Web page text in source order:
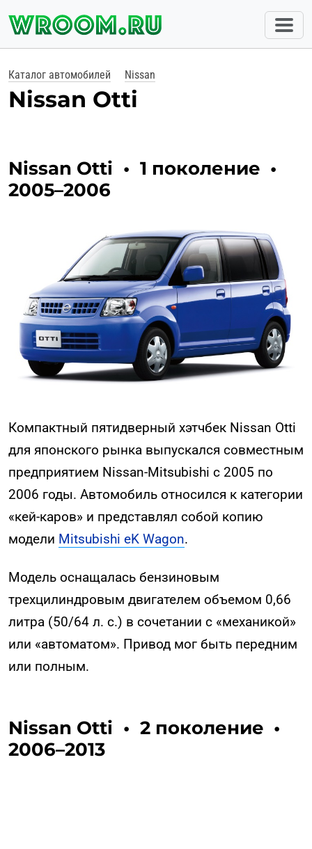
Каталог автомобилей Nissan
Nissan Otti
Nissan Otti • 1 поколение •
2005–2006
Компактный пятидверный хэтчбек Nissan Otti
для японского рынка выпускался совместным
предприятием Nissan-Mitsubishi с 2005 по
2006 годы. Автомобиль относился к категории
«кей-каров» и представлял собой копию
модели Mitsubishi eK Wagon.
Модель оснащалась бензиновым
трехцилиндровым двигателем объемом 0,66
литра (50/64 л. с.) в сочетании с «механикой»
или «автоматом». Привод мог быть передним
или полным.
Nissan Otti • 2 поколение •
2006–2013